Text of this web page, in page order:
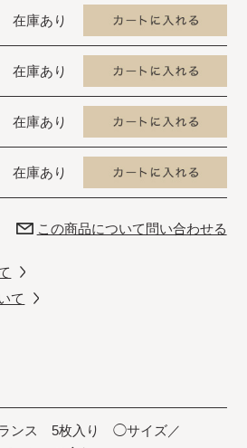
在庫あり
在庫あり
在庫あり
在庫あり
この商品について問い合わせる
て
ンス 5枚入り ◯サイズ／